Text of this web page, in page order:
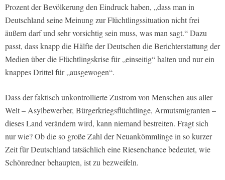
Prozent der Bevölkerung den Eindruck haben, „dass man in
Deutschland seine Meinung zur Flüchtlingssituation nicht frei
äußern darf und sehr vorsichtig sein muss, was man sagt.“ Dazu
passt, dass knapp die Hälfte der Deutschen die Berichterstattung der
Medien über die Flüchtlingskrise für „einseitig“ halten und nur ein
knappes Drittel für „ausgewogen“.
Dass der faktisch unkontrollierte Zustrom von Menschen aus aller
Welt – Asylbewerber, Bürgerkriegsflüchtlinge, Armutsmigranten –
dieses Land verändern wird, kann niemand bestreiten. Fragt sich
nur wie? Ob die so große Zahl der Neuankömmlinge in so kurzer
Zeit für Deutschland tatsächlich eine Riesenchance bedeutet, wie
Schönredner behaupten, ist zu bezweifeln.